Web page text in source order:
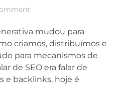
mudou para
criamos, distribuímos e
para mecanismos de
de SEO era falar de
e backlinks, hoje é